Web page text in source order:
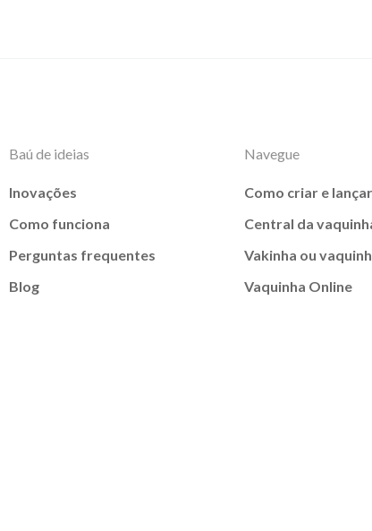
Baú de ideias
Inovações
Como funciona
Perguntas frequentes
Blog
Navegue
Como criar e lançar
Central da
Vakinha ou
Vaquinha Online